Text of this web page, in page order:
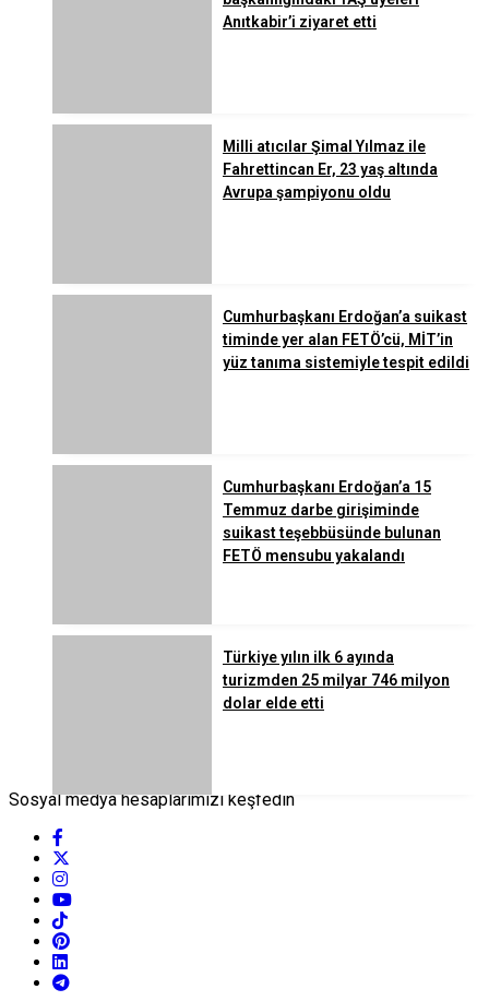
Anıtkabir’i ziyaret etti
Milli atıcılar Şimal Yılmaz ile
Fahrettincan Er, 23 yaş altında
Avrupa şampiyonu oldu
Cumhurbaşkanı Erdoğan’a suikast
timinde yer alan FETÖ’cü, MİT’in
yüz tanıma sistemiyle tespit edildi
Cumhurbaşkanı Erdoğan’a 15
Temmuz darbe girişiminde
suikast teşebbüsünde bulunan
FETÖ mensubu yakalandı
Türkiye yılın ilk 6 ayında
turizmden 25 milyar 746 milyon
dolar elde etti
Sosyal medya hesaplarımızı keşfedin